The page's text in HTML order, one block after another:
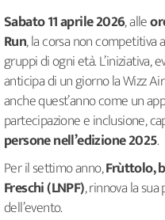
Sabato 11 aprile 2026, alle
Run, la corsa non competitiva
gruppi di ogni età. L’iniziativa,
anticipa di un giorno la Wizz
anche quest’anno come un
partecipazione e inclusione,
persone nell’edizione 2025.
Per il settimo anno,Frùttolo,
Freschi (LNPF), rinnova la
dell’evento.